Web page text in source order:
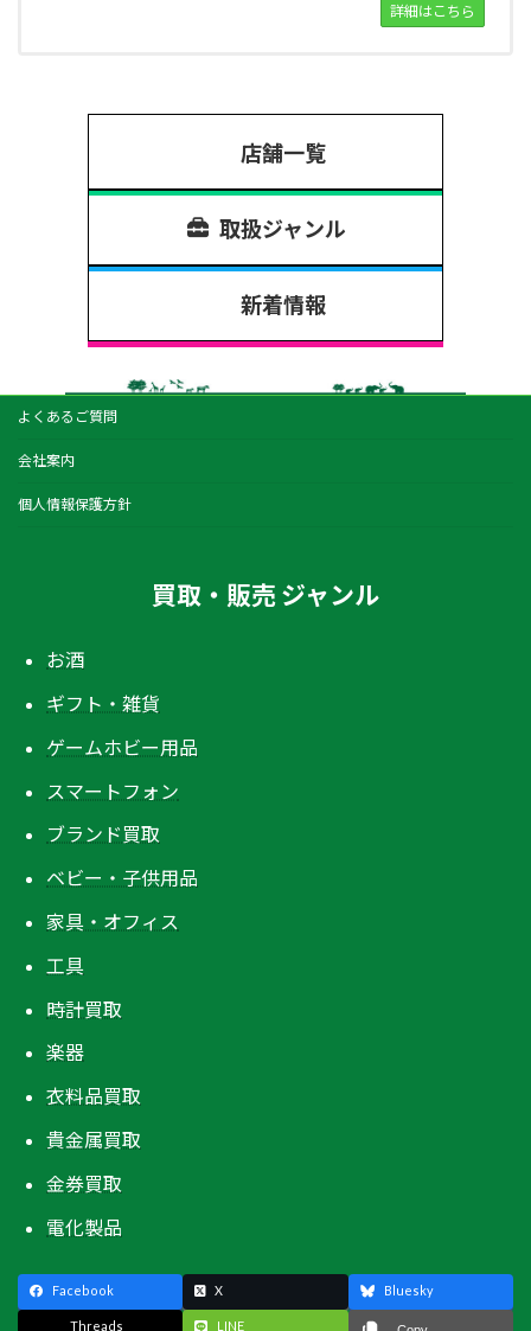
詳細はこちら
店舗一覧
取扱ジャンル
新着情報
よくあるご質問
会社案内
個人情報保護方針
買取・販売 ジャンル
お酒
ギフト・雑貨
ゲームホビー用品
スマートフォン
ブランド買取
ベビー・子供用品
家具・オフィス
工具
時計買取
楽器
衣料品買取
貴金属買取
金券買取
電化製品
Facebook X Bluesky
Threads LINE